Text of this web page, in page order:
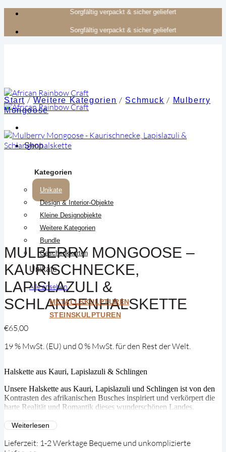
Zum
springen
Authentisches Kunsthandwerk aus Afrika
Authentisches Kunsthandwerk aus Afrika
Shop
Kategorien
Unikate
Design & Interior-Objekte
Kleine Designobjekte
Weitere Kategorien
Bundle
Geschenkkarten
Unikate
Alle ansehen
METALLSKULPTUREN
STEINSKULPTUREN
Start / Weitere Kategorien / Schmuck / Mulberry
Mongoose
MULBERRY MONGOOSE –
KAURISCHNECKE,
LAPISLAZULI &
SCHLANGENHALSKETTE
€65,00
19 % MwSt. (EU) und 0 % MwSt. für den Rest der Welt.
Halskette aus Kauri, Lapislazuli & Schlingen
Unsere Halskette aus Kauri, Lapislazuli und Schlingen ist von den
Kontrasten des afrikanischen Busches inspiriert und verkörpert die
harte Realität und Romantik dieses wunderschönen Landes.
besteht diese Halskette aus Schichten von rostfarbenen äthiopischen
Wildererschlingen, die die Widerstandsfähigkeit und
Weiterlesen
Lieferzeit: 1-2 Werktage Bequeme und unkomplizierte